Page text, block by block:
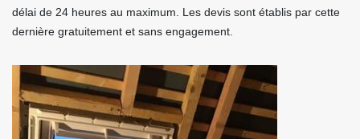
délai de 24 heures au maximum. Les devis sont établis par cette
dernière gratuitement et sans engagement.